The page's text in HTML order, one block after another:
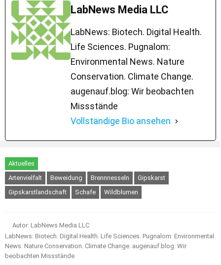
LabNews Media LLC
LabNews: Biotech. Digital Health.
Life Sciences. Pugnalom:
Environmental News. Nature
Conservation. Climate Change.
augenauf.blog: Wir beobachten
Missstände
Vollständige Bio ansehen
Aktuelles
Artenvielfalt
Beweidung Brennnesseln
Gipskarst
Gipskarstlandschaft
Schafe Wildblumen
Autor: LabNews Media LLC
LabNews: Biotech. Digital Health. Life Sciences. Pugnalom: Environmental
News. Nature Conservation. Climate Change. augenauf.blog: Wir
beobachten Missstände